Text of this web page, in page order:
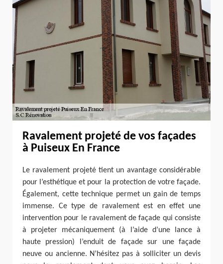
Ravalement projeté de vos façades
à Puiseux En France
Le ravalement projeté tient un avantage considérable
pour l’esthétique et pour la protection de votre façade.
Également, cette technique permet un gain de temps
immense. Ce type de ravalement est en effet une
intervention pour le ravalement de façade qui consiste
à projeter mécaniquement (à l’aide d’une lance à
haute pression) l’enduit de façade sur une façade
neuve ou ancienne. N’hésitez pas à solliciter un devis